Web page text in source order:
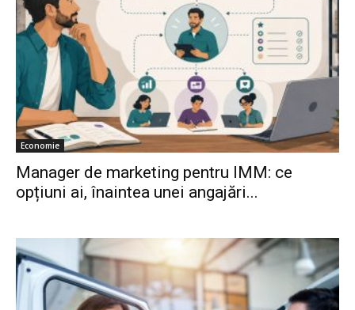
Economie
Manager de marketing pentru IMM: ce
opțiuni ai, înaintea unei angajări...